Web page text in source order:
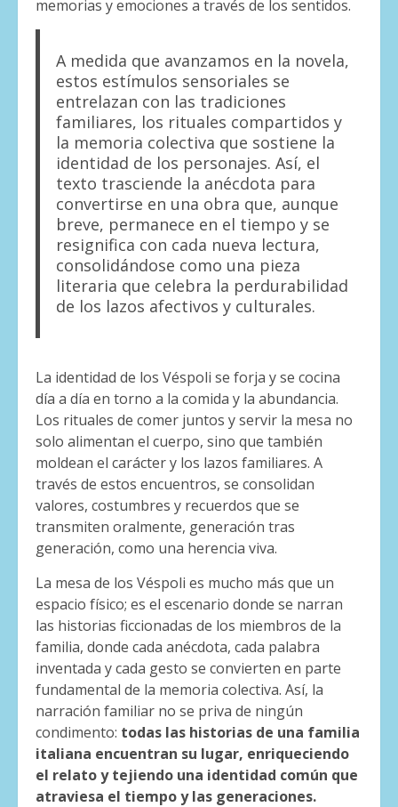
memorias y emociones a través de los sentidos.
A medida que avanzamos en la novela,
estos estímulos sensoriales se
entrelazan con las tradiciones
familiares, los rituales compartidos y
la memoria colectiva que sostiene la
identidad de los personajes. Así, el
texto trasciende la anécdota para
convertirse en una obra que, aunque
breve, permanece en el tiempo y se
resignifica con cada nueva lectura,
consolidándose como una pieza
literaria que celebra la perdurabilidad
de los lazos afectivos y culturales.
La identidad de los Véspoli se forja y se cocina
día a día en torno a la comida y la abundancia.
Los rituales de comer juntos y servir la mesa no
solo alimentan el cuerpo, sino que también
moldean el carácter y los lazos familiares. A
través de estos encuentros, se consolidan
valores, costumbres y recuerdos que se
transmiten oralmente, generación tras
generación, como una herencia viva.
La mesa de los Véspoli es mucho más que un
espacio físico; es el escenario donde se narran
las historias ficcionadas de los miembros de la
familia, donde cada anécdota, cada palabra
inventada y cada gesto se convierten en parte
fundamental de la memoria colectiva. Así, la
narración familiar no se priva de ningún
condimento: todas las historias de una familia
italiana encuentran su lugar, enriqueciendo
el relato y tejiendo una identidad común que
atraviesa el tiempo y las generaciones.